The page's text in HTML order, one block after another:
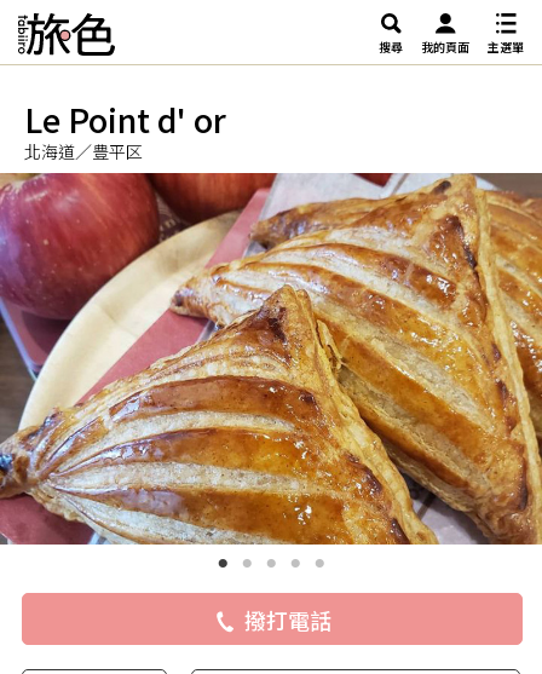
搜尋 我的頁面 主選單
Le Point d' or
北海道／豊平区
撥打電話